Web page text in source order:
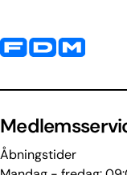
Yderligere
Åbningstider